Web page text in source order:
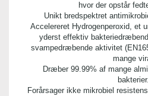
hvor der opstår
Unikt bredspektret
Accelereret Hydrogenperoxid, et
yderst effektiv
svampedræbende aktivitet
mange
Dræber 99.99% af mange
bakterier.
Forårsager ikke mikrobiel